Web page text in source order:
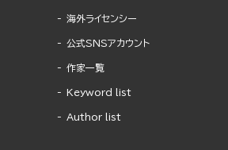
海外ライセンシー
公式SNSアカウント
作家一覧
Keyword list
Author list